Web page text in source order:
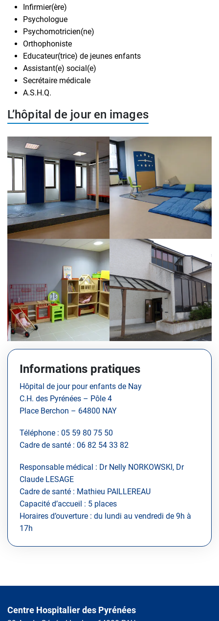
Infirmier(ère)
Psychologue
Psychomotricien(ne)
Orthophoniste
Educateur(trice) de jeunes enfants
Assistant(e) social(e)
Secrétaire médicale
A.S.H.Q.
L’hôpital de jour en images
Informations pratiques
Hôpital de jour pour enfants de Nay
C.H. des Pyrénées – Pôle 4
Place Berchon – 64800 NAY
Téléphone : 05 59 80 75 50
Cadre de santé : 06 82 54 33 82
Responsable médical : Dr Nelly NORKOWSKI, Dr
Claude LESAGE
Cadre de santé : Mathieu PAILLEREAU
Capacité d’accueil : 5 places
Horaires d’ouverture : du lundi au vendredi de 9h à
17h
Centre Hospitalier des Pyrénées